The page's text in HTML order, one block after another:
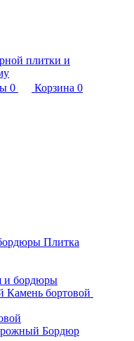
0 Корзина 0
Плитка
и бордюры
Камень бортовой
Бордюр